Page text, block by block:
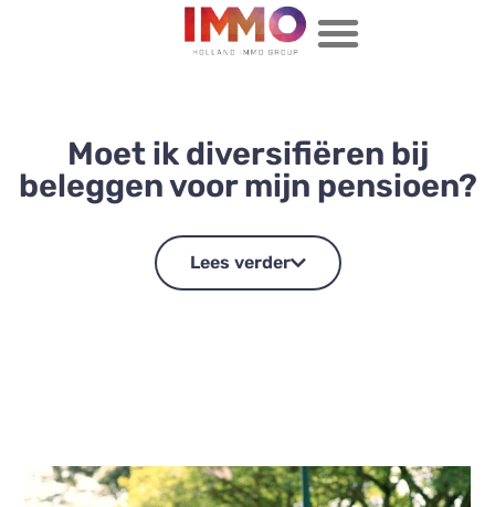
Moet ik diversifiëren bij
beleggen voor mijn pensioen?
Lees verder